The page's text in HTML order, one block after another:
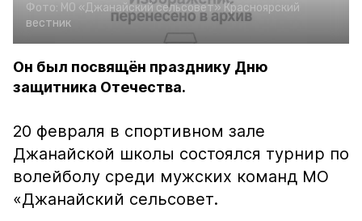
Фото: МО «Джанайский сельсовет» Красноярский
вестник
Он был посвящён празднику Дню
защитника Отечества.
20 февраля в спортивном зале
Джанайской школы состоялся турнир по
волейболу среди мужских команд МО
«Джанайский сельсовет.